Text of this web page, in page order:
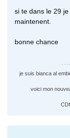
si te dans le 29
maintenent.
bonne chance
je suis bianca al
voici mon